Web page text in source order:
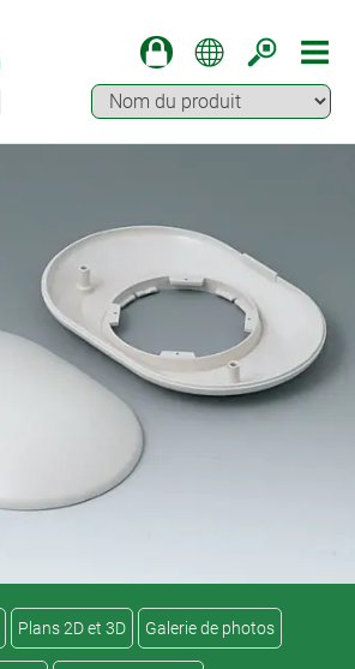
Plans 2D et 3D Galerie de photos